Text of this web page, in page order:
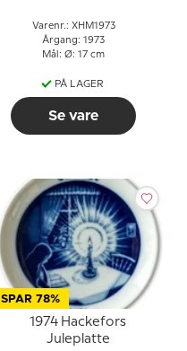
Varenr.: XHM1973
Årgang: 1973
Mål: Ø: 17 cm
PÅ LAGER
Se vare
SPAR 78%
1974 Hackefors
Juleplatte